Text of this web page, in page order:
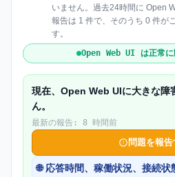
いません。過去24時間に Open
報告は 1 件で、そのうち 0 件が
す。
Open Web UI は正常に
現在、Open Web UIに大きな障
ん。
最新の報告: 8 時間前
問題を報告
🌐 応答時間、稼働状況、接続